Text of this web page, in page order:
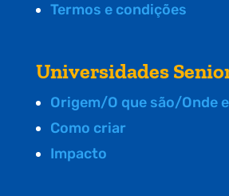
Termos e condições
Universidades
Origem/O que são/Onde
Como criar
Impacto